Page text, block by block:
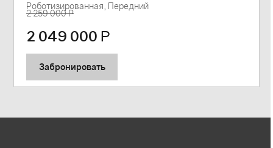
Роботизированная, Передний
2 259 000 Р
2 049 000 Р
Забронировать